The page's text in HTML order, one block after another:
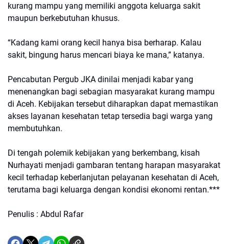
kurang mampu yang memiliki anggota keluarga sakit
maupun berkebutuhan khusus.
“Kadang kami orang kecil hanya bisa berharap. Kalau
sakit, bingung harus mencari biaya ke mana,” katanya.
Pencabutan Pergub JKA dinilai menjadi kabar yang
menenangkan bagi sebagian masyarakat kurang mampu
di Aceh. Kebijakan tersebut diharapkan dapat memastikan
akses layanan kesehatan tetap tersedia bagi warga yang
membutuhkan.
Di tengah polemik kebijakan yang berkembang, kisah
Nurhayati menjadi gambaran tentang harapan masyarakat
kecil terhadap keberlanjutan pelayanan kesehatan di Aceh,
terutama bagi keluarga dengan kondisi ekonomi rentan.***
Penulis : Abdul Rafar